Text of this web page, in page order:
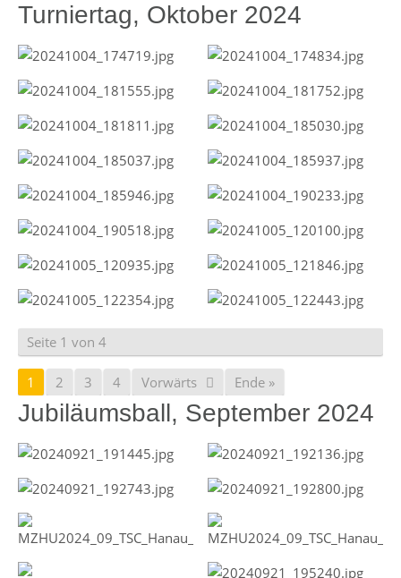
Turniertag, Oktober 2024
Seite 1 von 4
1 2 3 4 Vorwärts Ende »
Jubiläumsball, September 2024